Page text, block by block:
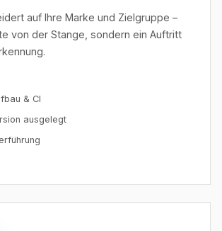
auf Ihre Marke und Zielgruppe –
von der Stange, sondern ein Auftritt
& CI
ausgelegt